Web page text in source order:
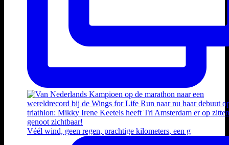
Véél wind, geen regen, prachtige kilometers, een g